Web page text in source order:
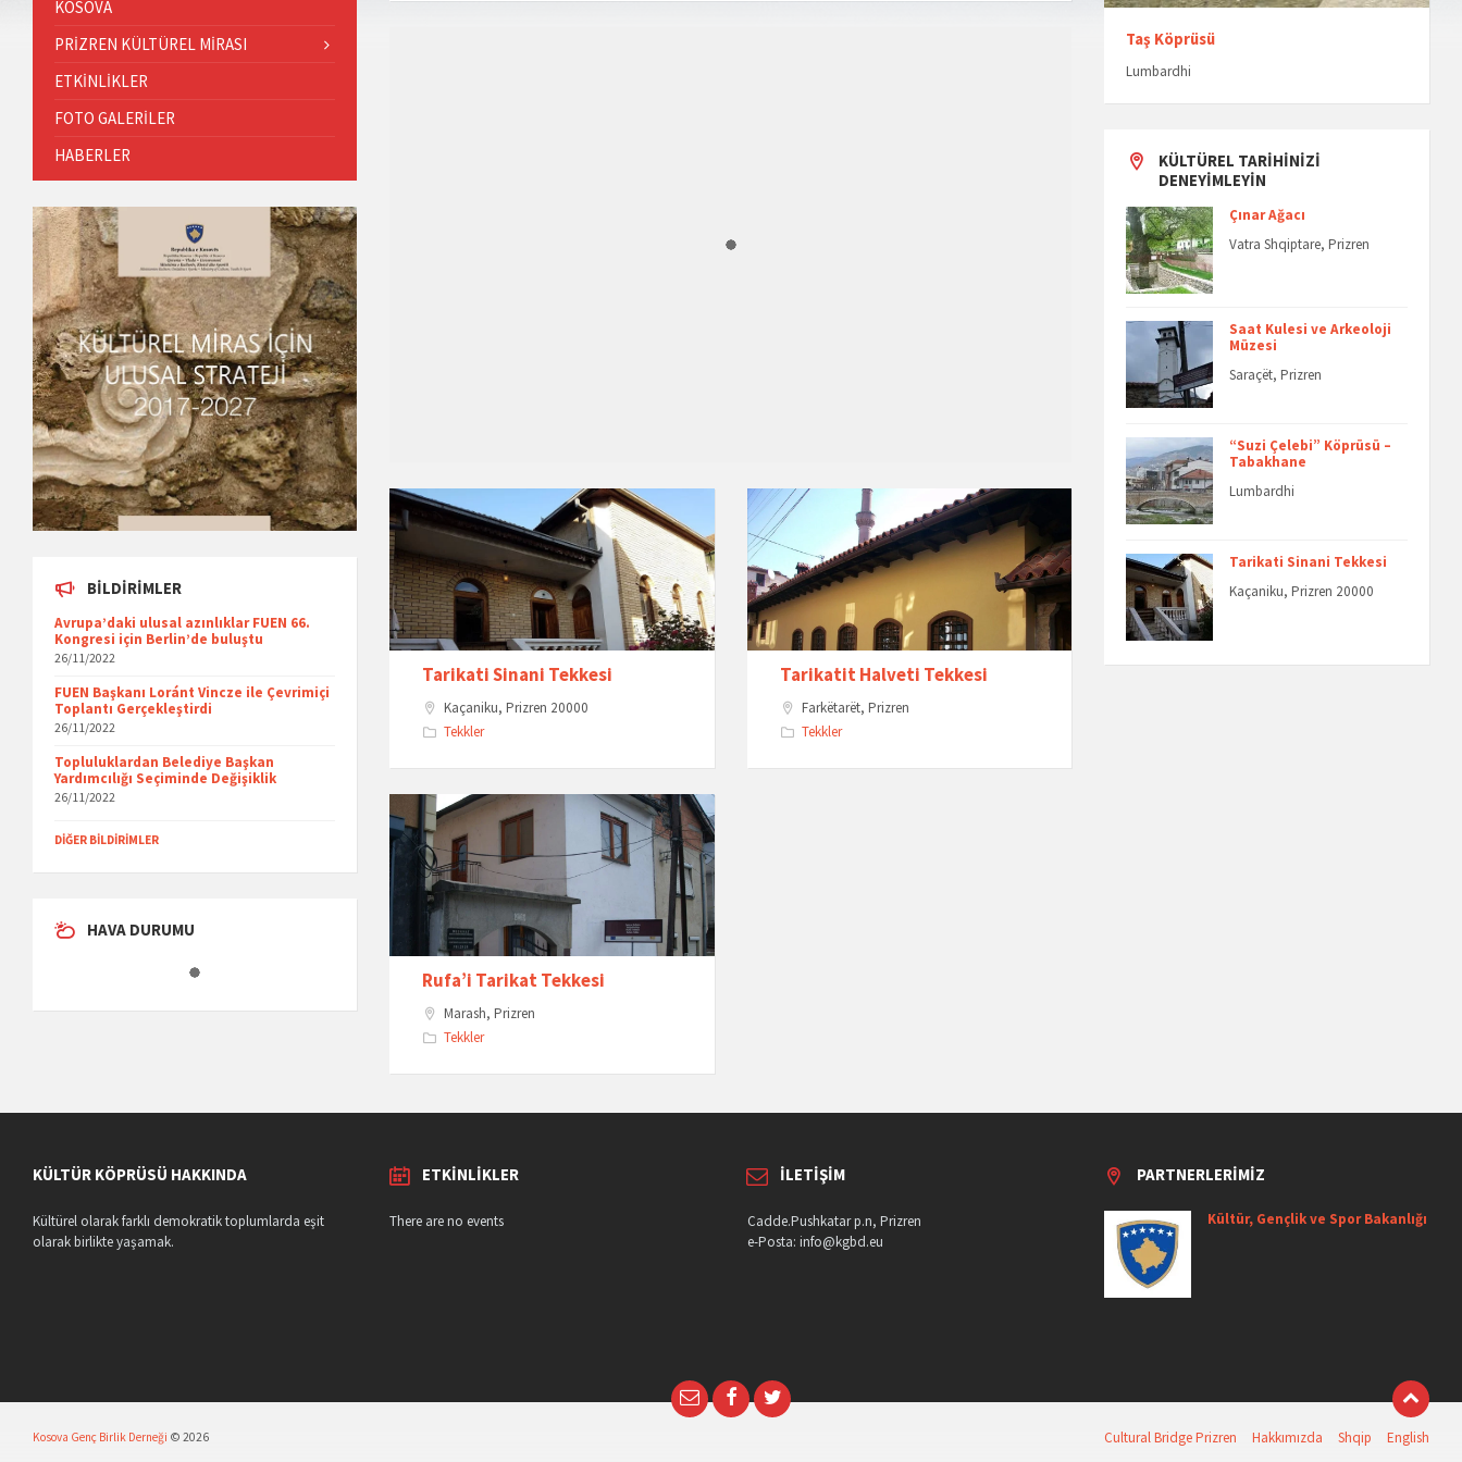
Tarikati Sinani Tekkesi
Kaçaniku, Prizren 20000
Tekkler
Tarikatit Halveti Tekkesi
Farkëtarët, Prizren
Tekkler
Rufa’i Tarikat Tekkesi
Marash, Prizren
Tekkler
KOSOVA
PRIZREN KÜLTÜREL MIRASI
ETKINLIKLER
FOTO GALERILER
HABERLER
BILDIRIMLER
Avrupa’daki ulusal azınlıklar FUEN 66.
Kongresi için Berlin’de buluştu
26/11/2022
FUEN Başkanı Loránt Vincze ile Çevrimiçi
Toplantı Gerçekleştirdi
26/11/2022
Topluluklardan Belediye Başkan
Yardımcılığı Seçiminde Değişiklik
26/11/2022
DIĞER BILDIRIMLER
HAVA DURUMU
Taş Köprüsü
Lumbardhi
KÜLTÜREL TARIHINIZI
DENEYIMLEYIN
Çınar Ağacı
Vatra Shqiptare, Prizren
Saat Kulesi ve Arkeoloji
Müzesi
Saraçët, Prizren
“Suzi Çelebi” Köprüsü –
Tabakhane
Lumbardhi
Tarikati Sinani Tekkesi
Kaçaniku, Prizren 20000
KÜLTÜR KÖPRÜSÜ HAKKINDA
Kültürel olarak farklı demokratik toplumlarda eşit
olarak birlikte yaşamak.
ETKINLIKLER
There are no events
İLETIŞIM
Cadde.Pushkatar p.n, Prizren
e-Posta: info@kgbd.eu
PARTNERLERIMIZ
Kültür, Gençlik ve Spor Bakanlığı
EmailFacebookTwitter
Cultural Bridge Prizren Hakkımızda Shqip English
Kosova Genç Birlik Derneği © 2026